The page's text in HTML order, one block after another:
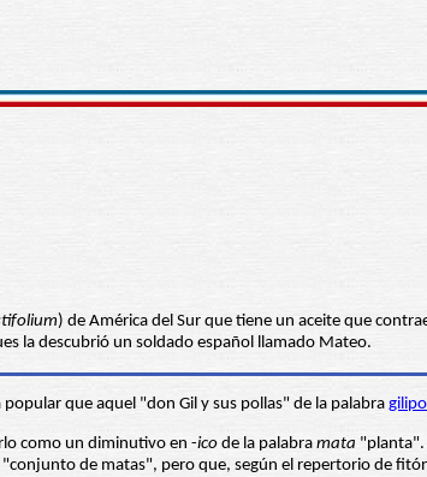
) de América del Sur que tiene un aceite que
la descubrió un soldado español llamado Mateo.
que aquel "don Gil y sus pollas" de la palabra
como un diminutivo en -ico de la palabra mata "planta".
de matas", pero que, según el repertorio de